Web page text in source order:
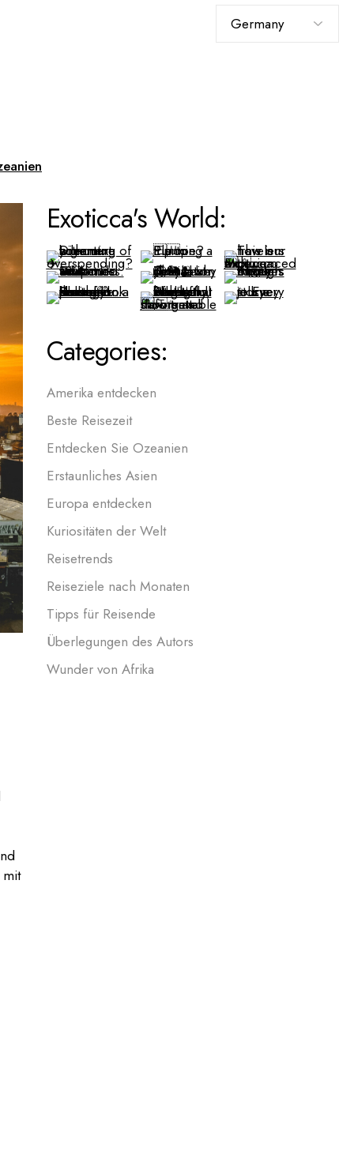
auswählen
Exoticca's World:
Categories:
Amerika entdecken
Beste Reisezeit
Entdecken Sie Ozeanien
Erstaunliches Asien
Europa entdecken
Kuriositäten der Welt
Reisetrends
Reiseziele nach Monaten
Tipps für Reisende
Überlegungen des Autors
Wunder von Afrika